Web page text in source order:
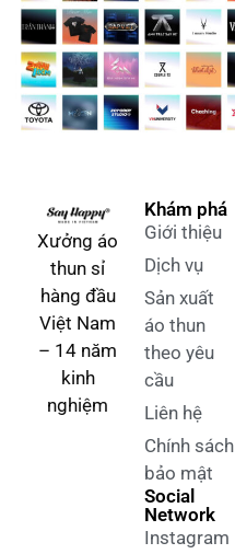
Xưởng áo
thun sỉ
hàng đầu
Việt Nam
– 14 năm
kinh
nghiệm
Khám phá
Giới thiệu
Dịch vụ
Sản xuất
áo thun
theo yêu
cầu
Liên hệ
Chính sách
bảo mật
Social
Network
Instagram